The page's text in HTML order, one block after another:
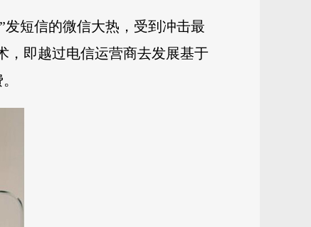
短信的微信大热，受到冲击最
，即越过电信运营商去发展基于